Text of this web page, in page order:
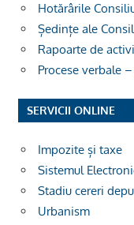
Hotărârile
Ședințe ale
Rapoarte de
Procese verbale
SERVICII ONLINE
Impozite și taxe
Sistemul
Stadiu cereri
Urbanism